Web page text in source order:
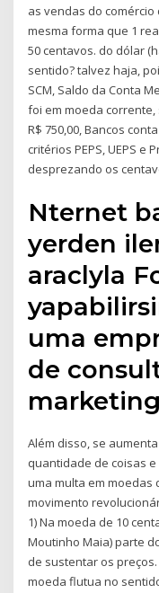
as vendas do
mesma forma que 1
50 centavos. do dólar
sentido? talvez haja,
SCM, Saldo da Conta
foi em moeda
R$ 750,00, Bancos
critérios PEPS, UEPS e
desprezando os
Nternet
yerden
araclyla
uma
de
Além disso, se
quantidade de coisas
uma multa em moedas
movimento
1) Na moeda de 10
Moutinho Maia) parte
de sustentar os
moeda flutua no